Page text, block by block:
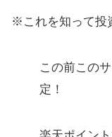
※これを知って投
この前この
定！